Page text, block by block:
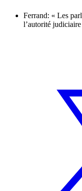
Ferrand: « Les
l’autorité judiciaire